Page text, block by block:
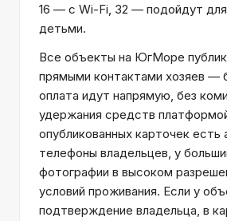
16 — с Wi-Fi, 32 — подойдут
детьми.
Все объекты на ЮгМоре
прямыми контактами хозяев —
оплата идут напрямую, без
удержания средств
опубликованных карточек есть
телефоны владельцев, у
фотографии в высоком
условий проживания. Если у
подтверждение владельца, в